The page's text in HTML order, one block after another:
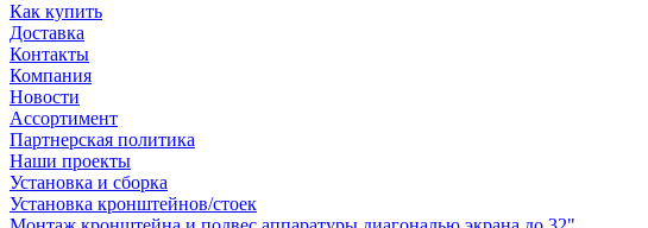
Как купить
Доставка
Контакты
Компания
Новости
Ассортимент
Партнерская политика
Наши проекты
Установка и сборка
Установка кронштейнов/стоек